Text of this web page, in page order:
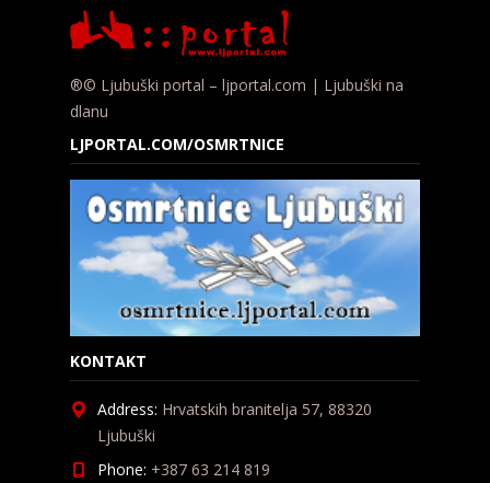
®© Ljubuški portal – ljportal.com | Ljubuški na
dlanu
LJPORTAL.COM/OSMRTNICE
KONTAKT
Address: Hrvatskih branitelja 57, 88320
Ljubuški
Phone: +387 63 214 819